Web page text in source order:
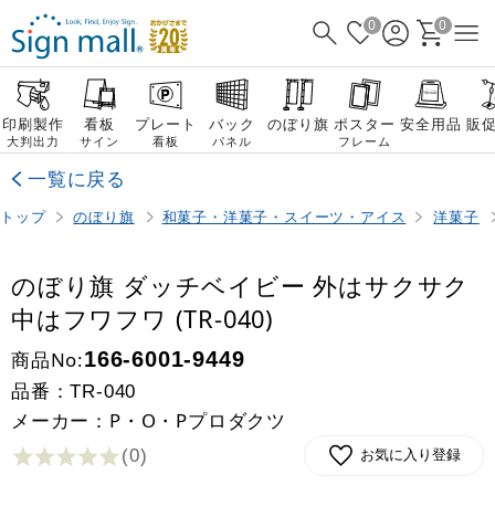
0 0
印刷製作
大判出力
看板
サイン
プレート
看板
バック
パネル
のぼり旗 ポスター
フレーム
安全用品 販
一覧に戻る
トップ のぼり旗 和菓子・洋菓子・スイーツ・アイス 洋菓子
のぼり旗 ダッチベイビー 外はサクサク
中はフワフワ (TR-040)
商品No:166-6001-9449
品番：TR-040
メーカー：P・O・Pプロダクツ
(0) お気に入り登録